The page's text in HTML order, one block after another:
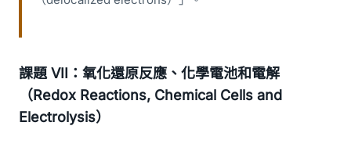
課題 VII：氧化還原反應、化學電池和電解
（Redox Reactions, Chemical Cells and
Electrolysis）